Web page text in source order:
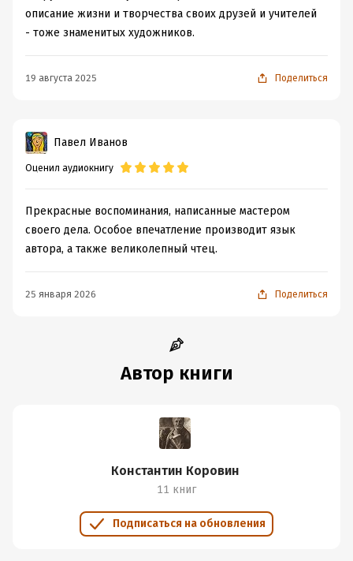
описание жизни и творчества своих друзей и учителей
- тоже знаменитых художников.
19 августа 2025 Поделиться
Павел Иванов
Оценил аудиокнигу
Прекрасные воспоминания, написанные мастером
своего дела. Особое впечатление производит язык
автора, а также великолепный чтец.
25 января 2026 Поделиться
Автор книги
Константин Коровин
11 книг
Подписаться на обновления